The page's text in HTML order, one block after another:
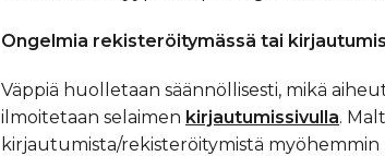
Ongelmia rekisteröitymässä tai
Väppiä huolletaan säännöllisesti, mikä
ilmoitetaan selaimen kirjautumissivulla.
kirjautumista/rekisteröitymistä